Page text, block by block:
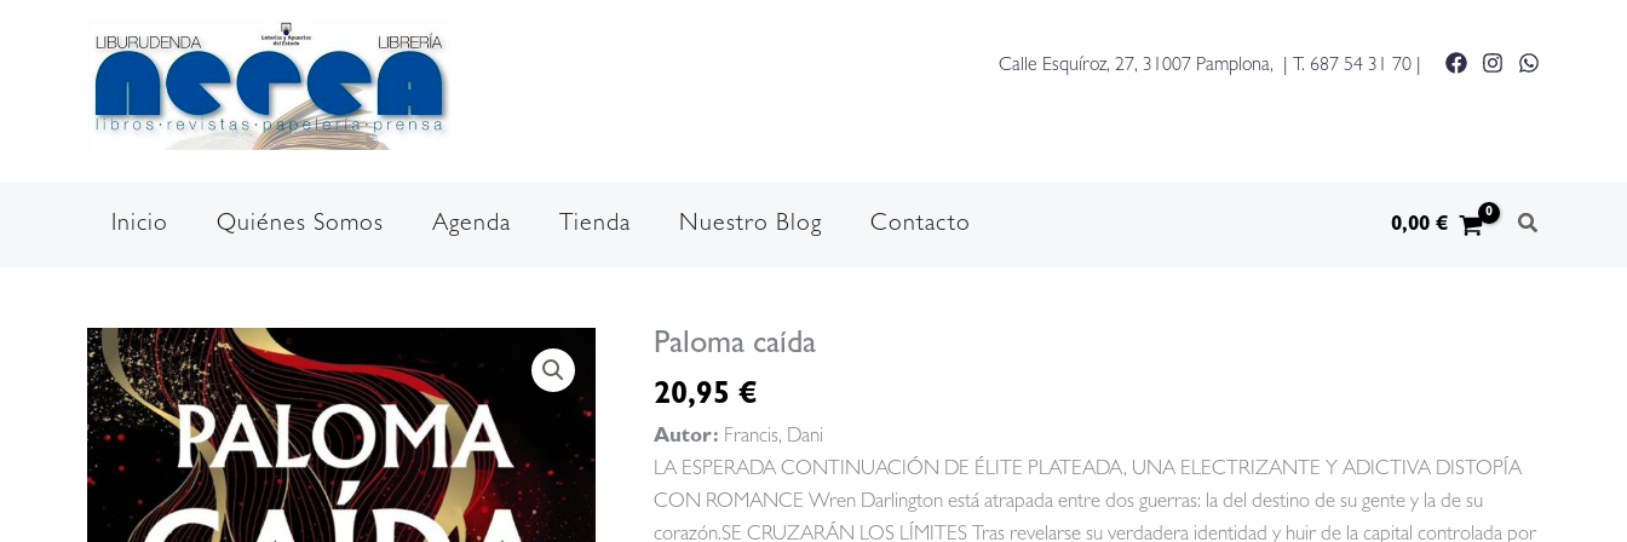
Calle Esquíroz, 27, 31007 Pamplona, | T. 687 54 31 70
Inicio Quiénes Somos Agenda Tienda Nuestro Blog Contacto 0,00€
Paloma caída
20,95 €
Autor: Francis, Dani
LA ESPERADA CONTINUACIÓN DE ÉLITE PLATEADA, UNA ELECTRIZANTE Y ADICTIVA DISTOPÍA
CON ROMANCE Wren Darlington está atrapada entre dos guerras: la del destino de su gente y la de su
corazón.SE CRUZARÁN LOS LÍMITES Tras revelarse su verdadera identidad y huir de la capital controlada por